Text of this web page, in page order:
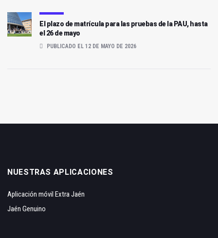
El plazo de matrícula para las pruebas de la PAU, hasta
el 26 de mayo
PUBLICADO EL 12 DE MAYO DE 2026
NUESTRAS APLICACIONES
Aplicación móvil Extra Jaén
Jaén Genuino